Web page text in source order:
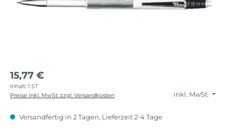
15,77 €
Inhalt: 1 ST
inkl. MwSt.
Preise inkl. MwSt. zzgl. Versandkosten
Versandfertig in 2 Tagen, Lieferzeit 2-4 Tage